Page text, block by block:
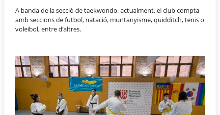
A banda de la secció de taekwondo, actualment, el club compta
amb seccions de futbol, natació, muntanyisme, quidditch, tenis o
voleibol, entre d’altres.